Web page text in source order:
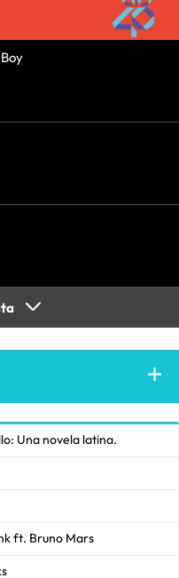
Una novela latina.
ft. Bruno Mars